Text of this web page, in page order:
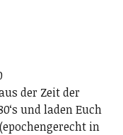
der Zeit der
und laden Euch
in